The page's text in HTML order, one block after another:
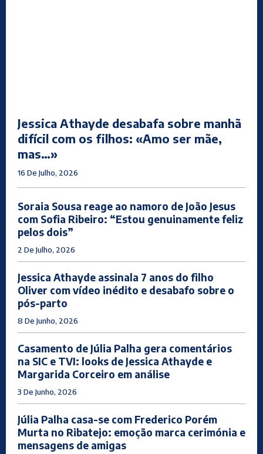
Jessica Athayde desabafa sobre manhã
difícil com os filhos: «Amo ser mãe,
mas…»
16 De Julho, 2026
Soraia Sousa reage ao namoro de João Jesus
com Sofia Ribeiro: “Estou genuinamente feliz
pelos dois”
2 De Julho, 2026
Jessica Athayde assinala 7 anos do filho
Oliver com vídeo inédito e desabafo sobre o
pós-parto
8 De Junho, 2026
Casamento de Júlia Palha gera comentários
na SIC e TVI: looks de Jessica Athayde e
Margarida Corceiro em análise
3 De Junho, 2026
Júlia Palha casa-se com Frederico Porém
Murta no Ribatejo: emoção marca cerimónia e
mensagens de amigas